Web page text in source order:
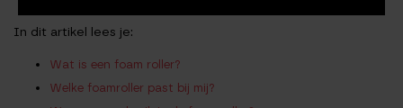
In dit artikel lees je:
Wat is een foam roller?
Welke foamroller past bij mij?